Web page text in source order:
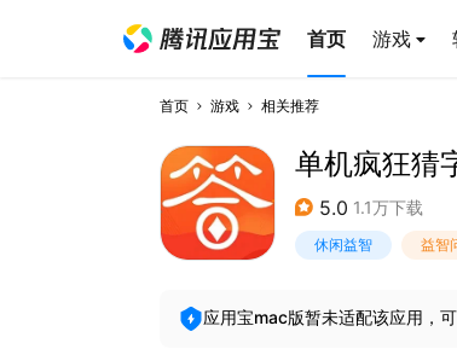
首页 游戏
首页 游戏 相关推荐
单机疯狂猜
5.0 1.1万下载
休闲益智 益智
应用宝mac版暂未适配该应用，